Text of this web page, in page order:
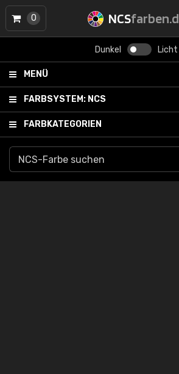
NCS
Dunkel Licht
MENÜ
FARBSYSTEM: NCS
FARBKATEGORIEN
0